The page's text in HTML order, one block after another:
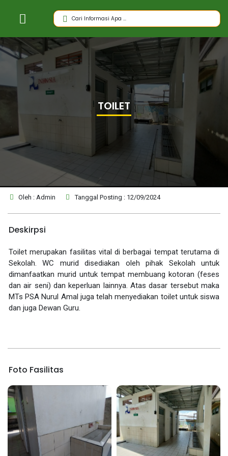
TOILET
Oleh : Admin Tanggal Posting : 12/09/2024
Deskirpsi
Toilet merupakan fasilitas vital di berbagai tempat terutama di
Sekolah. WC murid disediakan oleh pihak Sekolah untuk
dimanfaatkan murid untuk tempat membuang kotoran (feses
dan air seni) dan keperluan lainnya. Atas dasar tersebut maka
MTs PSA Nurul Amal juga telah menyediakan toilet untuk siswa
dan juga Dewan Guru.
Foto Fasilitas